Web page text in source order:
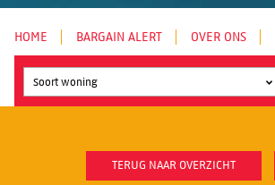
HOME BARGAIN ALERT OVER ONS
Soort woning
TERUG NAAR OVERZICHT